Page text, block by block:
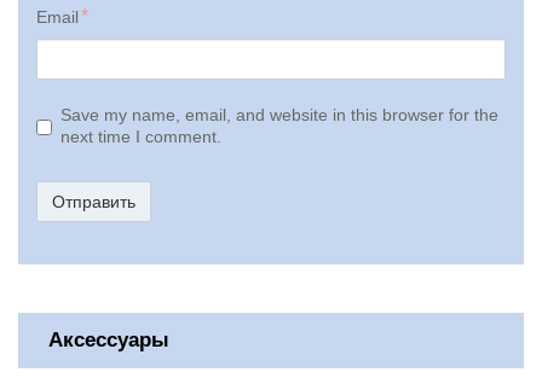
Email
Save my name, email, and website in this browser for the
next time I comment.
Отправить
Аксессуары